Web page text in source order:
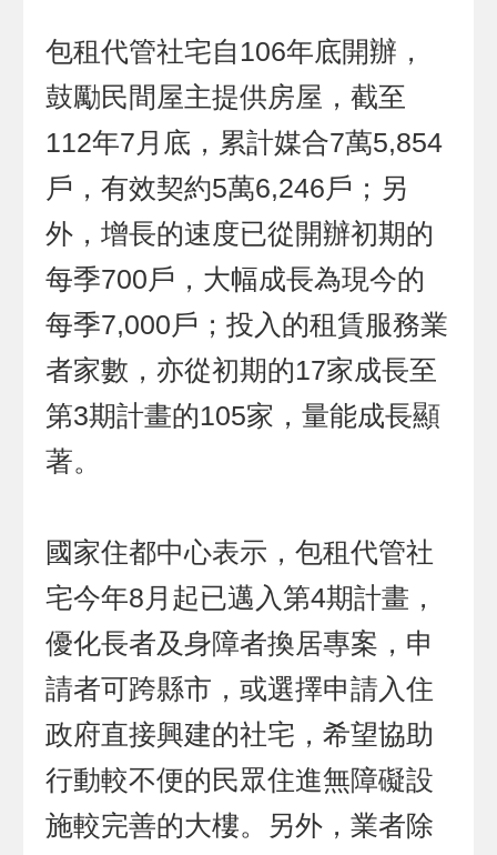
包租代管社宅自106年底開辦，
鼓勵民間屋主提供房屋，截至
112年7月底，累計媒合7萬5,854
戶，有效契約5萬6,246戶；另
外，增長的速度已從開辦初期的
每季700戶，大幅成長為現今的
每季7,000戶；投入的租賃服務業
者家數，亦從初期的17家成長至
第3期計畫的105家，量能成長顯
著。
國家住都中心表示，包租代管社
宅今年8月起已邁入第4期計畫，
優化長者及身障者換居專案，申
請者可跨縣市，或選擇申請入住
政府直接興建的社宅，希望協助
行動較不便的民眾住進無障礙設
施較完善的大樓。另外，業者除